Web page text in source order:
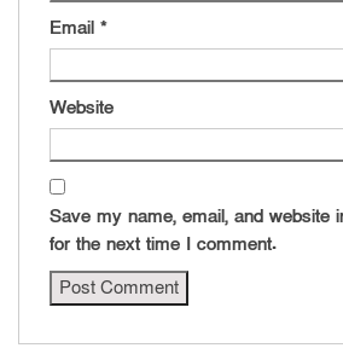
Email *
Website
Save my name, email, and website
for the next time I comment.